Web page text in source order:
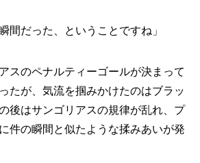
間だった、ということですね」
スのペナルティーゴールが決まって
たが、気流を掴みかけたのはブラッ
後はサンゴリアスの規律が乱れ、プ
件の瞬間と似たような揉みあいが発